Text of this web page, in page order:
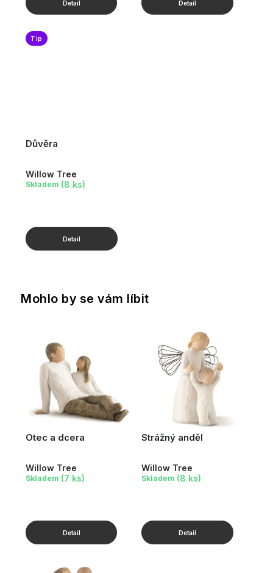
Důvěra
Tip
Willow Tree
Skladem (8 ks)
Mohlo by se vám líbit
Otec a dcera
Willow Tree
Skladem (7 ks)
Strážný anděl
Willow Tree
Skladem (8 ks)